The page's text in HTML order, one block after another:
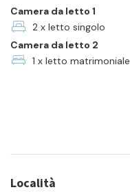
Lavatrice
Parcheggio
Piatti e ciotole
TV
Camera da letto 1
2 x letto singolo
Camera da letto 2
1 x letto matrimoniale
Località